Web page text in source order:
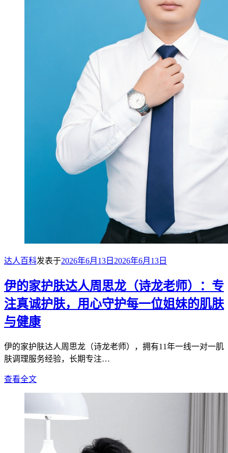
达人百科发表于2026年6月13日 2026年6月13日
伊的家护肤达人周思龙（诗龙老师）：专
注真诚护肤，用心守护每一位姐妹的肌肤
与健康
伊的家护肤达人周思龙（诗龙老师），拥有11年一线一对一肌
肤调理服务经验，长期专注…
查看全文